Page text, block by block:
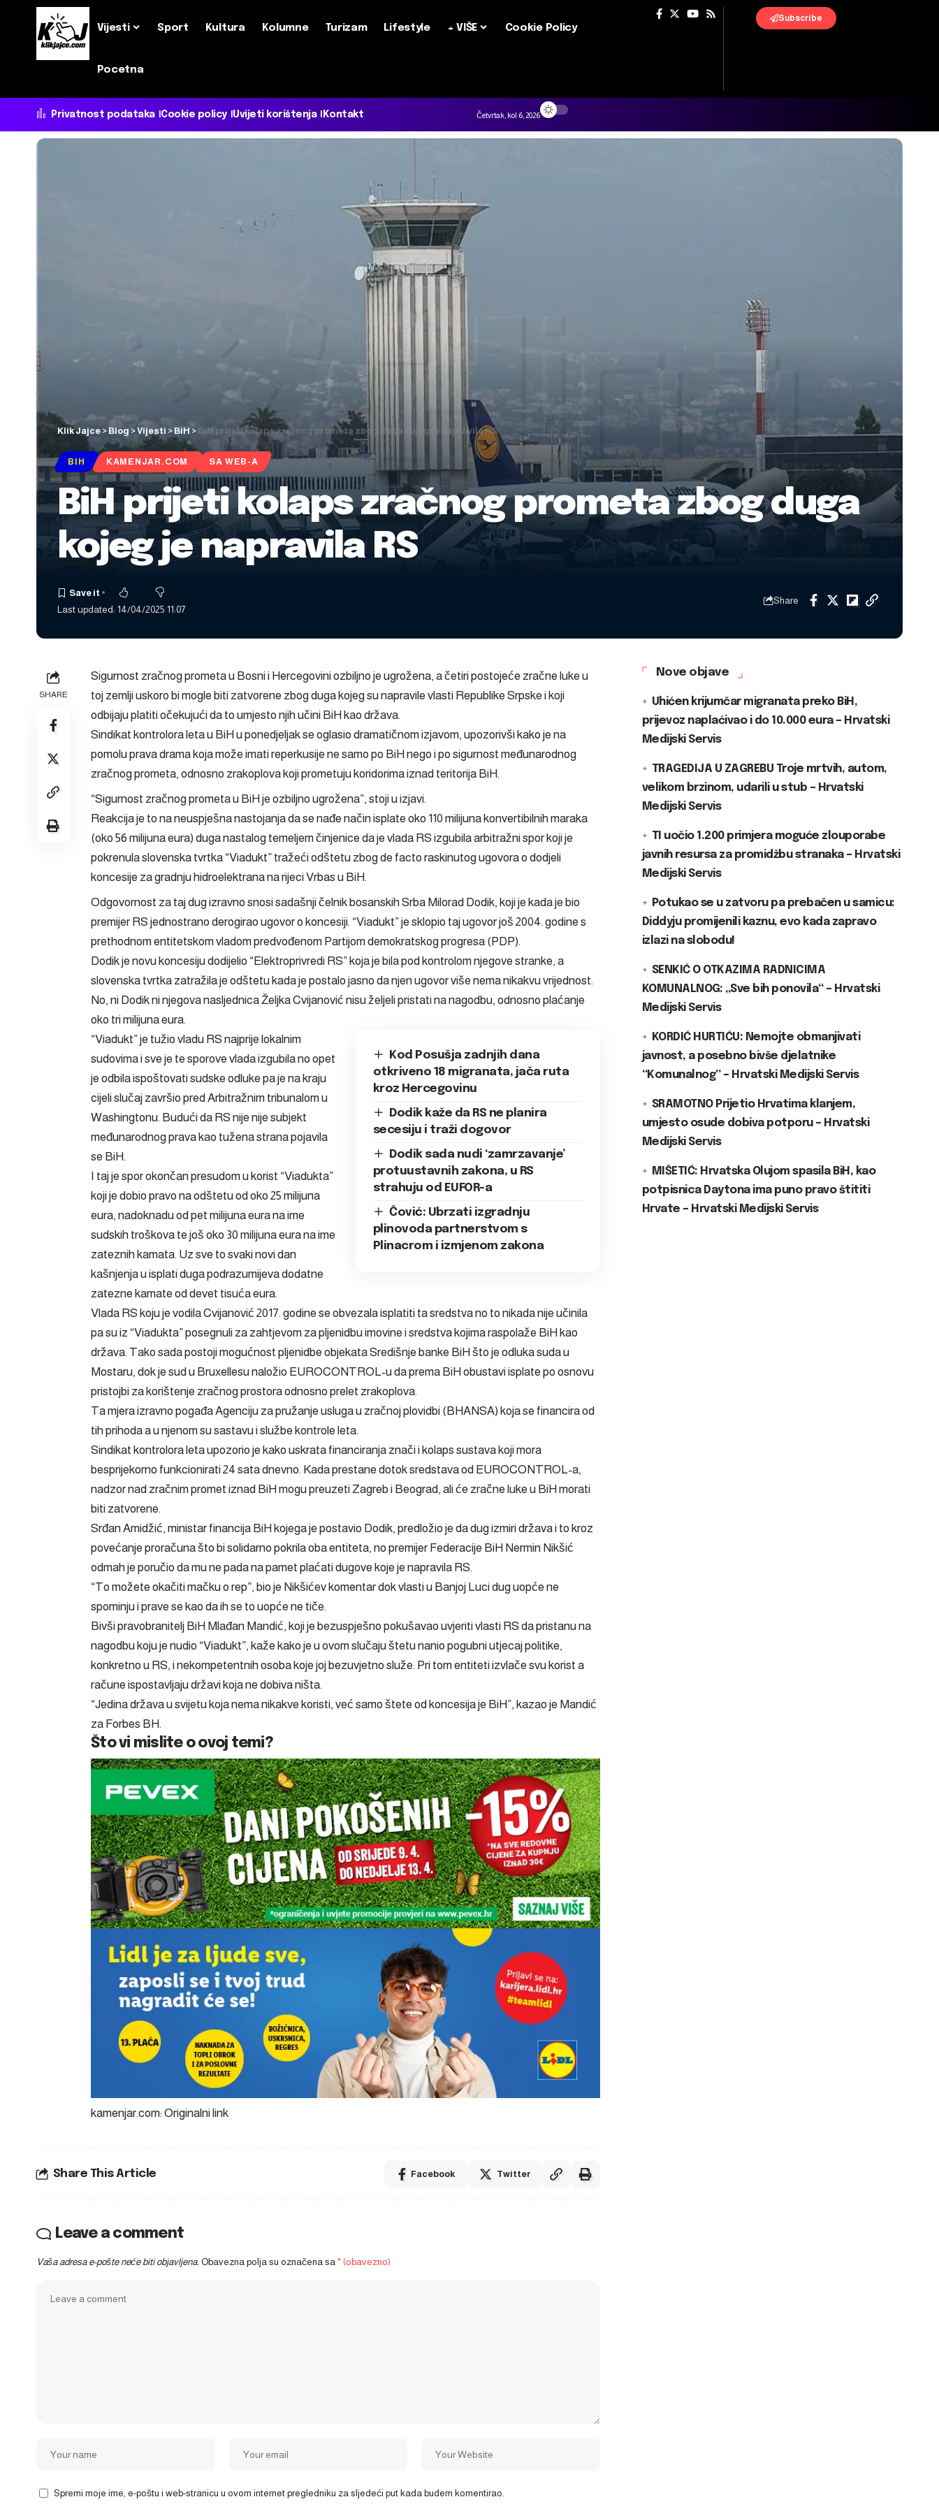
Vijesti Sport Kultura Kolumne Turizam Lifestyle + VIŠE Cookie Policy
Pocetna
Subscribe
Privatnost podataka Cookie policy Uvijeti korištenja Kontakt Četvrtak, kol 6, 2026
Klik Jajce > Blog >Vijesti > BiH > BiH prijeti kolaps zračnog prometa zbog duga kojeg je napravila RS
BIH KAMENJAR.COM SA WEB-A
BiH prijeti kolaps zračnog prometa zbog duga
kojeg je napravila RS
Last updated: 14/04/2025 11:07
Share
SHARE
Sigurnost zračnog prometa u Bosni i Hercegovini ozbiljno je ugrožena, a četiri postojeće zračne luke u
toj zemlji uskoro bi mogle biti zatvorene zbog duga kojeg su napravile vlasti Republike Srpske i koji
odbijaju platiti očekujući da to umjesto njih učini BiH kao država.
Sindikat kontrolora leta u BiH u ponedjeljak se oglasio dramatičnom izjavom, upozorivši kako je na
pomolu prava drama koja može imati reperkusije ne samo po BiH nego i po sigurnost međunarodnog
zračnog prometa, odnosno zrakoplova koji prometuju koridorima iznad teritorija BiH.
“Sigurnost zračnog prometa u BiH je ozbiljno ugrožena”, stoji u izjavi.
Reakcija je to na neuspješna nastojanja da se nađe način isplate oko 110 milijuna konvertibilnih maraka
(oko 56 milijuna eura) duga nastalog temeljem činjenice da je vlada RS izgubila arbitražni spor koji je
pokrenula slovenska tvrtka “Viadukt” tražeći odštetu zbog de facto raskinutog ugovora o dodjeli
koncesije za gradnju hidroelektrana na rijeci Vrbas u BiH.
Odgovornost za taj dug izravno snosi sadašnji čelnik bosanskih Srba Milorad Dodik, koji je kada je bio
premijer RS jednostrano derogirao ugovor o koncesiji. “Viadukt” je sklopio taj ugovor još 2004. godine s
prethodnom entitetskom vladom predvođenom Partijom demokratskog progresa (PDP).
Dodik je novu koncesiju dodijelio “Elektroprivredi RS” koja je bila pod kontrolom njegove stranke, a
slovenska tvrtka zatražila je odštetukada je postalo jasno da njen ugovor više nema nikakvu vrijednost.
No, ni Dodik ni njegova nasljednica Željka Cvijanović nisu željeli pristati na nagodbu, odnosno plaćanje
oko tri milijuna eura.
Kod Posušja zadnjih dana
otkriveno 18 migranata, jača ruta
kroz Hercegovinu
Dodik kaže da RS ne planira
secesiju i traži dogovor
Dodik sada nudi ‘zamrzavanje’
protuustavnih zakona, u RS
strahuju od EUFOR-a
Čović: Ubrzati izgradnju
plinovoda partnerstvom s
Plinacrom i izmjenom zakona
“Viadukt” je tužio vladu RS najprije lokalnim
sudovima i sve je te sporove vlada izgubila no opet
je odbila ispoštovati sudske odluke pa je na kraju
cijeli slučaj završio pred Arbitražnim tribunalom u
Washingtonu. Budući da RS nije nije subjekt
međunarodnog prava kao tužena strana pojavila
se BiH.
I taj je spor okončan presudom u korist “Viadukta”
koji je dobio pravo na odštetu od oko 25 milijuna
eura, nadoknadu od pet milijuna eura na ime
sudskih troškova te još oko 30 milijuna eura na ime
zateznih kamata. Uz sve to svaki novi dan
kašnjenja u isplati duga podrazumijeva dodatne
zatezne kamate od devet tisuća eura.
Vlada RS koju je vodila Cvijanović 2017. godine se obvezala isplatiti ta sredstva no to nikada nije učinila
pa su iz “Viadukta” posegnuli za zahtjevom za pljenidbu imovine i sredstva kojima raspolaže BiH kao
država. Tako sada postoji mogućnost pljenidbe objekata Središnje banke BiH što je odluka suda u
Mostaru, dok je sud u Bruxellesu naložio EUROCONTROL-u da prema BiH obustavi isplate po osnovu
pristojbi za korištenje zračnog prostora odnosno prelet zrakoplova.
Ta mjera izravno pogađa Agenciju za pružanje usluga u zračnoj plovidbi (BHANSA) koja se financira od
tih prihoda a u njenom su sastavu i službe kontrole leta.
Sindikat kontrolora leta upozorio je kako uskrata financiranja znači i kolaps sustava koji mora
besprijekorno funkcionirati 24 sata dnevno. Kada prestane dotok sredstava od EUROCONTROL-a,
nadzor nad zračnim promet iznad BiH mogu preuzeti Zagreb i Beograd, ali će zračne luke u BiH morati
biti zatvorene.
Srđan Amidžić, ministar financija BiH kojega je postavio Dodik, predložio je da dug izmiri država i to kroz
povećanje proračuna što bi solidarno pokrila oba entiteta, no premijer Federacije BiH Nermin Nikšić
odmah je poručio da mu ne pada na pamet plaćati dugove koje je napravila RS.
“To možete okačiti mačku o rep”, bio je Nikšićev komentar dok vlasti u Banjoj Luci dug uopće ne
spominju i prave se kao da ih se to uopće ne tiče.
Bivši pravobranitelj BiH Mlađan Mandić, koji je bezuspješno pokušavao uvjeriti vlasti RS da pristanu na
nagodbu koju je nudio “Viadukt”, kaže kako je u ovom slučaju štetu nanio pogubni utjecaj politike,
konkretno u RS, i nekompetentnih osoba koje joj bezuvjetno služe. Pri tom entiteti izvlače svu korist a
račune ispostavljaju državi koja ne dobiva ništa.
“Jedina država u svijetu koja nema nikakve koristi, već samo štete od koncesija je BiH”, kazao je Mandić
za Forbes BH.
Što vi mislite o ovoj temi?
kamenjar.com: Originalni link
Share This Article Facebook Twitter
Leave a comment
Vaša adresa e-pošte neće biti objavljena. Obavezna polja su označena sa * (obavezno)
Spremi moje ime, e-poštu i web-stranicu u ovom internet pregledniku za sljedeći put kada budem komentirao.
Nove objave
Uhićen krijumčar migranata preko BiH,
prijevoz naplaćivao i do 10.000 eura – Hrvatski
Medijski Servis
TRAGEDIJA U ZAGREBU Troje mrtvih, autom,
velikom brzinom, udarili u stub – Hrvatski
Medijski Servis
TI uočio 1.200 primjera moguće zlouporabe
javnih resursa za promidžbu stranaka – Hrvatski
Medijski Servis
Potukao se u zatvoru pa prebačen u samicu:
Diddyju promijenili kaznu, evo kada zapravo
izlazi na slobodu!
SENKIĆ O OTKAZIMA RADNICIMA
KOMUNALNOG: „Sve bih ponovila“ – Hrvatski
Medijski Servis
KORDIĆ HURTIĆU: Nemojte obmanjivati
javnost, a posebno bivše djelatnike
“Komunalnog” – Hrvatski Medijski Servis
SRAMOTNO Prijetio Hrvatima klanjem,
umjesto osude dobiva potporu – Hrvatski
Medijski Servis
MIŠETIĆ: Hrvatska Olujom spasila BiH, kao
potpisnica Daytona ima puno pravo štititi
Hrvate – Hrvatski Medijski Servis